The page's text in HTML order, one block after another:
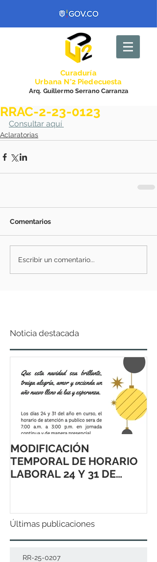
Curaduría
Urbana N°2 Piedecuesta
Arq. Guillermo Serrano Carranza
RRAC-2-23-0123
Consultar aquí
Aclaratorias
Comentarios
Escribir un comentario...
Noticia destacada
MODIFICACIÓN
TEMPORAL DE HORARIO
LABORAL 24 Y 31 DE
Últimas publicaciones
RR-25-0207